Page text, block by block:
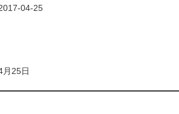
04-25
月25日